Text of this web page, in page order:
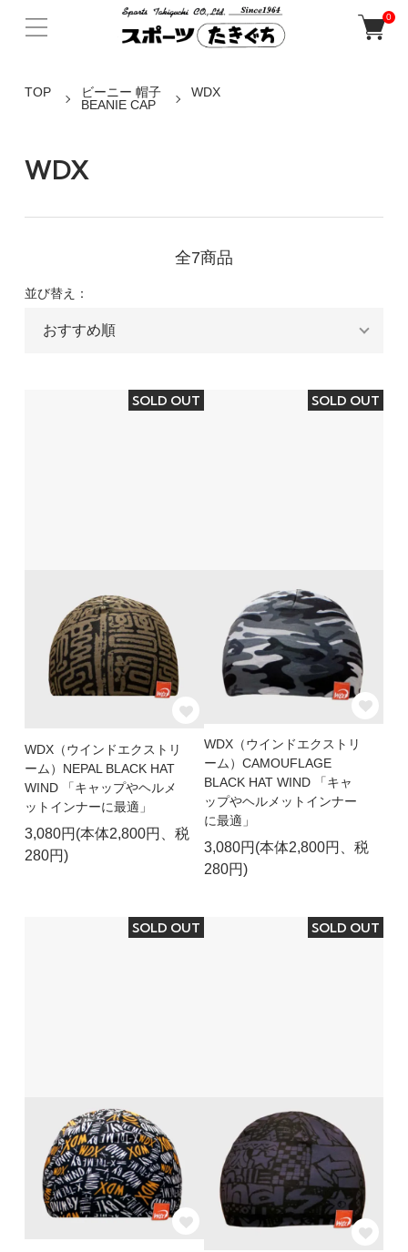
0
TOP
ビーニー 帽子
BEANIE CAP
WDX
WDX
全7商品
並び替え：
SOLD OUT
WDX（ウインドエクストリ
ーム）NEPAL BLACK HAT
WIND 「キャップやヘルメ
ットインナーに最適」
3,080円(本体2,800円、税
280円)
SOLD OUT
WDX（ウインドエクストリ
ーム）CAMOUFLAGE
BLACK HAT WIND 「キャ
ップやヘルメットインナー
に最適」
3,080円(本体2,800円、税
280円)
SOLD OUT SOLD OUT